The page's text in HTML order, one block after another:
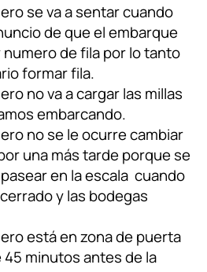
se va a sentar cuando
de que el embarque
numero de fila por lo tanto
formar fila.
no va a cargar las millas
embarcando.
no se le ocurre cambiar
una más tarde porque se
en la escala cuando
y las bodegas
está en zona de puerta
minutos antes de la